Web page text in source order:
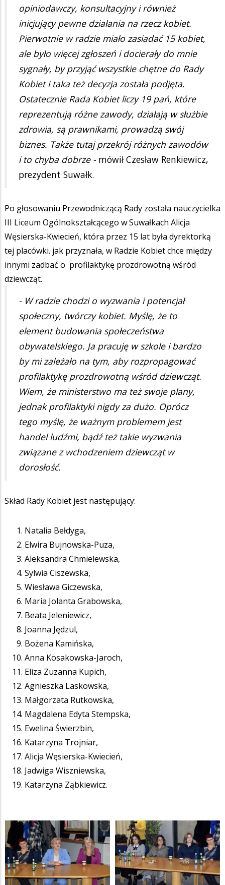
opiniodawczy, konsultacyjny i również
inicjujący pewne działania na rzecz kobiet.
Pierwotnie w radzie miało zasiadać 15 kobiet,
ale było więcej zgłoszeń i docierały do mnie
sygnały, by przyjąć wszystkie chętne do Rady
Kobiet i taka też decyzja została podjęta.
Ostatecznie Rada Kobiet liczy 19 pań, które
reprezentują różne zawody, działają w służbie
zdrowia, są prawnikami, prowadzą swój
biznes. Także tutaj przekrój różnych zawodów
i to chyba dobrze - mówił Czesław Renkiewicz,
prezydent Suwałk.
Po głosowaniu Przewodniczącą Rady została nauczycielka
III Liceum Ogólnokształcącego w Suwałkach Alicja
Węsierska-Kwiecień, która przez 15 lat była dyrektorką
tej placówki. jak przyznała, w Radzie Kobiet chce między
innymi zadbać o profilaktykę prozdrowotną wśród
dziewcząt.
- W radzie chodzi o wyzwania i potencjał
społeczny, twórczy kobiet. Myślę, że to
element budowania społeczeństwa
obywatelskiego. Ja pracuję w szkole i bardzo
by mi zależało na tym, aby rozpropagować
profilaktykę prozdrowotną wśród dziewcząt.
Wiem, że ministerstwo ma też swoje plany,
jednak profilaktyki nigdy za dużo. Oprócz
tego myślę, że ważnym problemem jest
handel ludźmi, bądź też takie wyzwania
związane z wchodzeniem dziewcząt w
dorosłość.
Skład Rady Kobiet jest następujący:
Natalia Bełdyga,
Elwira Bujnowska-Puza,
Aleksandra Chmielewska,
Sylwia Ciszewska,
Wiesława Giczewska,
Maria Jolanta Grabowska,
Beata Jeleniewicz,
Joanna Jędzul,
Bożena Kamińska,
Anna Kosakowska-Jaroch,
Eliza Zuzanna Kupich,
Agnieszka Laskowska,
Małgorzata Rutkowska,
Magdalena Edyta Stempska,
Ewelina Świerzbin,
Katarzyna Trojniar,
Alicja Węsierska-Kwiecień,
Jadwiga Wiszniewska,
Katarzyna Ząbkiewicz.